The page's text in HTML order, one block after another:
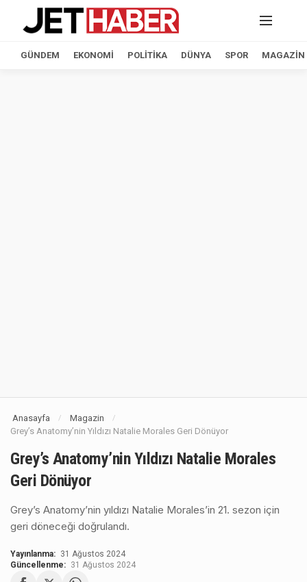
GÜNDEM EKONOMI POLITIKA DÜNYA SPOR MAGAZIN
Anasayfa / Magazin /
Grey’s Anatomy’nin Yıldızı Natalie Morales Geri Dönüyor
Grey’s Anatomy’nin Yıldızı Natalie Morales
Geri Dönüyor
Grey’s Anatomy’nin yıldızı Natalie Morales’in 21. sezon için
geri döneceği doğrulandı.
Yayınlanma: 31 Ağustos 2024
Güncellenme: 31 Ağustos 2024